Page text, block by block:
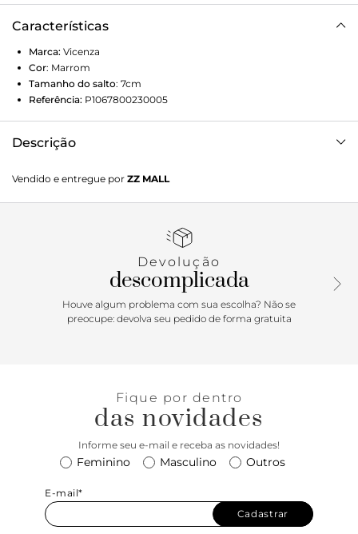
Características
Marca: Vicenza
Cor: Marrom
Tamanho do salto: 7cm
Referência: P1067800230005
Descrição
surge na cor marrom e salto médio trazendo um max laço
que transmite muita delicadeza para o modelo.
Vendido e entregue por ZZ MALL
Devolução
descomplicada
Houve algum problema com sua escolha? Não se
preocupe: devolva seu pedido de forma gratuita
Fique por dentro
das novidades
Informe seu e-mail e receba as novidades!
Feminino Masculino Outros
E-mail*
Cadastrar